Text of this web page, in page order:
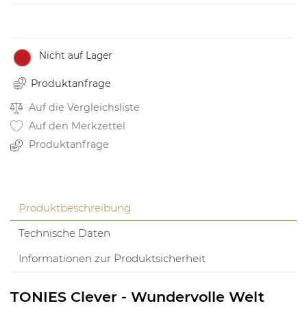
Nicht auf Lager
Produktanfrage
Auf die Vergleichsliste
Auf den Merkzettel
Produktanfrage
Produktbeschreibung
Technische Daten
Informationen zur Produktsicherheit
TONIES Clever - Wundervolle Welt